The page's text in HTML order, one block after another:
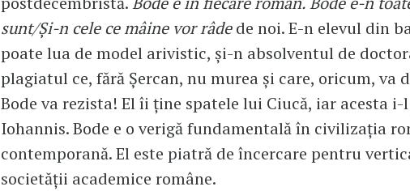
sunt/Și-n cele ce mâine vor râdede noi. E-n elevul din
poate lua de model arivistic, și-n absolventul de
plagiatul ce, fără Șercan, nu murea și care, oricum, va
Bode va rezista! El îi ține spatele lui Ciucă, iar acesta
Iohannis. Bode e o verigă fundamentală în civilizația
contemporană. El este piatră de încercare pentru
societății academice române.